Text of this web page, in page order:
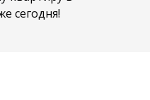
сегодня!